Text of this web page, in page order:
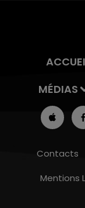
MÉDIAS
Contacts
Mentions